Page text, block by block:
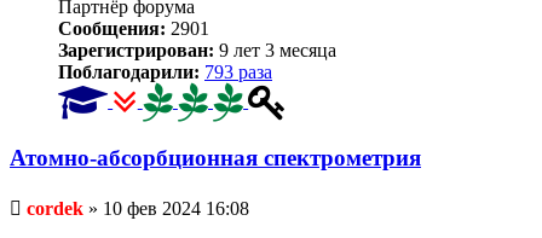
Партнёр форума
Сообщения: 2901
Зарегистрирован: 9 лет 3 месяца
Поблагодарили: 793 раза
Атомно-абсорбционная спектрометрия
Непрочитанное
cordek » 10 фев 2024 16:08